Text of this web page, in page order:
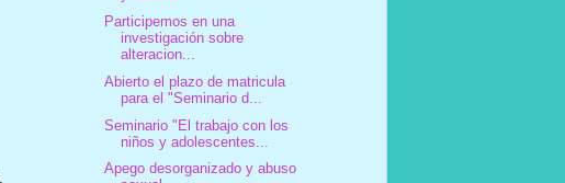
Participemos en una
investigación sobre
alteracion...
Abierto el plazo de matricula
para el "Seminario d...
Seminario "El trabajo con los
niños y adolescentes...
Apego desorganizado y abuso